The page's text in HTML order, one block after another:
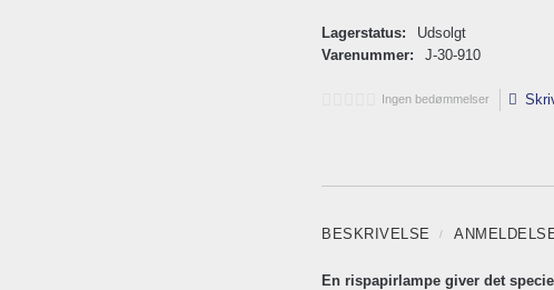
Lagerstatus:
Udsolgt
Varenummer:
J-30-910
Ingen bedømmelser
BESKRIVELSE
En rispapirlampe giver det